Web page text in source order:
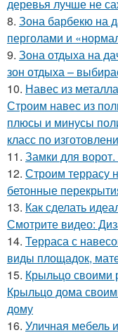
деревья лучше не
8. Зона барбекю на
перголами и
9. Зона отдыха на
зон отдыха –
10. Навес из
Строим навес из
плюсы и минусы
класс по
11. Замки для
12. Строим террасу
бетонные
13. Как сделать
Смотрите видео:
14. Терраса с
виды площадок,
15. Крыльцо своими
Крыльцо дома
дому
16. Уличная мебель